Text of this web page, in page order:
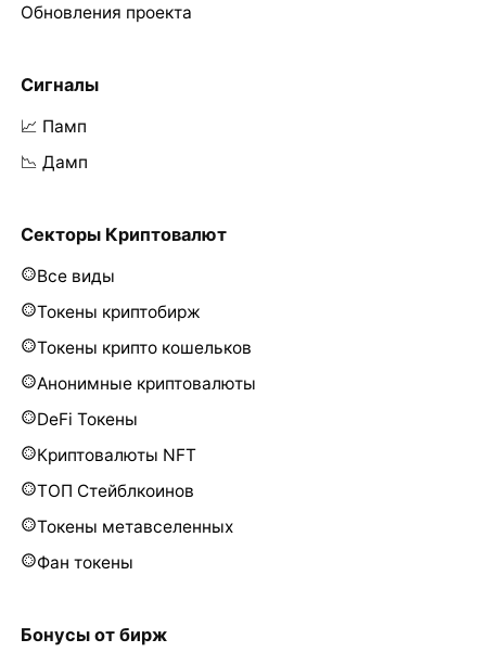
Обновления проекта
Сигналы
📈 Памп
📉 Дамп
Секторы Криптовалют
Все виды
Токены криптобирж
Токены крипто кошельков
Анонимные криптовалюты
DeFi Токены
Криптовалюты NFT
ТОП Стейблкоинов
Токены метавселенных
Фан токены
Бонусы от бирж